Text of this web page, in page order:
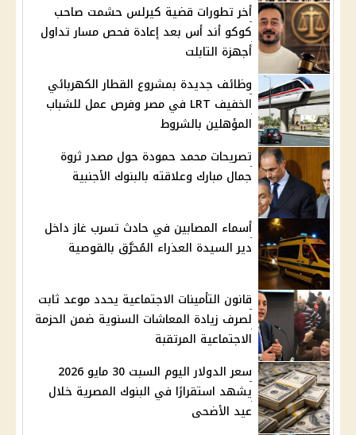
أخر تطورات قضية كيرلس حشمت صاحب
كوكو أند أس بعد إعادة فحص مسار تداول
أجهزة التابلت
وظائف جديدة بمشروع القطار الكهربائي
الخفيف LRT في مصر وفرص عمل للشباب
المؤهلين بالشروط
تصريحات محمد حمودة حول مصدر ثروة
جمال مبارك وعلاقته بالبنوك الأجنبية
أسماء المصابين في حادث تسرب غاز داخل
دير السيدة العذراء المُحرَّق بالقوصية
قانون التأمينات الاجتماعية يحدد موعد ثابت
لصرف زيادة المعاشات السنوية ضمن الحزمة
الاجتماعية المرتقبة
سعر الدولار اليوم السبت 30 مايو 2026
يشهد استقرارًا في البنوك المصرية خلال
عيد الأضحى